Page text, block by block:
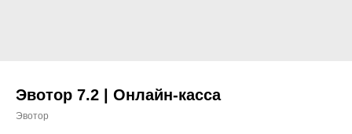
Эвотор 7.2 | Онлайн-касса
Эвотор